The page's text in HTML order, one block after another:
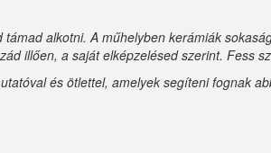
alkotni. A műhelyben kerámiák
illően, a saját elképzelésed szerint. Fess
és ötlettel, amelyek segíteni fognak